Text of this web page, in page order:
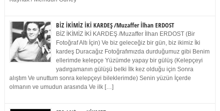
BİZ İKİMİZ İKİ KARDEŞ /Muzaffer İlhan ERDOST
BİZ İKİMİZ İKİ KARDEŞ /Muzaffer İlhan ERDOST (Bir
Fotoğraf Altı İçin) Ve biz geleceğiz bir gün, biz ikimiz İki
kardeş Duracağız Fotoğrafımızda durduğumuz gibi Benim
ellerimde kelepçe Yüzümde yapay bir gülüş (Kelepçeyi
yadırgamanın gülüşü belki İlk kez olduğu için Sonra
alıştım Ve unuttum sonra kelepçeyi bileklerimde) Senin yüzün İçerde
olmanın ve umudun arasında Ve ilk […]